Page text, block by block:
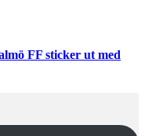
FF sticker ut med